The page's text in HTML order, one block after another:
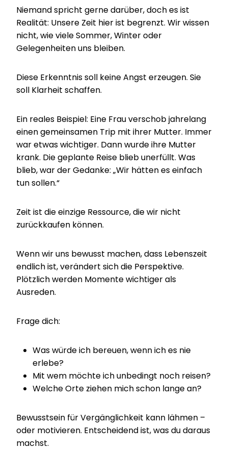
Niemand spricht gerne darüber, doch es ist
Realität: Unsere Zeit hier ist begrenzt. Wir wissen
nicht, wie viele Sommer, Winter oder
Gelegenheiten uns bleiben.
Diese Erkenntnis soll keine Angst erzeugen. Sie
soll Klarheit schaffen.
Ein reales Beispiel: Eine Frau verschob jahrelang
einen gemeinsamen Trip mit ihrer Mutter. Immer
war etwas wichtiger. Dann wurde ihre Mutter
krank. Die geplante Reise blieb unerfüllt. Was
blieb, war der Gedanke: „Wir hätten es einfach
tun sollen.“
Zeit ist die einzige Ressource, die wir nicht
zurückkaufen können.
Wenn wir uns bewusst machen, dass Lebenszeit
endlich ist, verändert sich die Perspektive.
Plötzlich werden Momente wichtiger als
Ausreden.
Frage dich:
Was würde ich bereuen, wenn ich es nie
erlebe?
Mit wem möchte ich unbedingt noch reisen?
Welche Orte ziehen mich schon lange an?
Bewusstsein für Vergänglichkeit kann lähmen –
oder motivieren. Entscheidend ist, was du daraus
machst.